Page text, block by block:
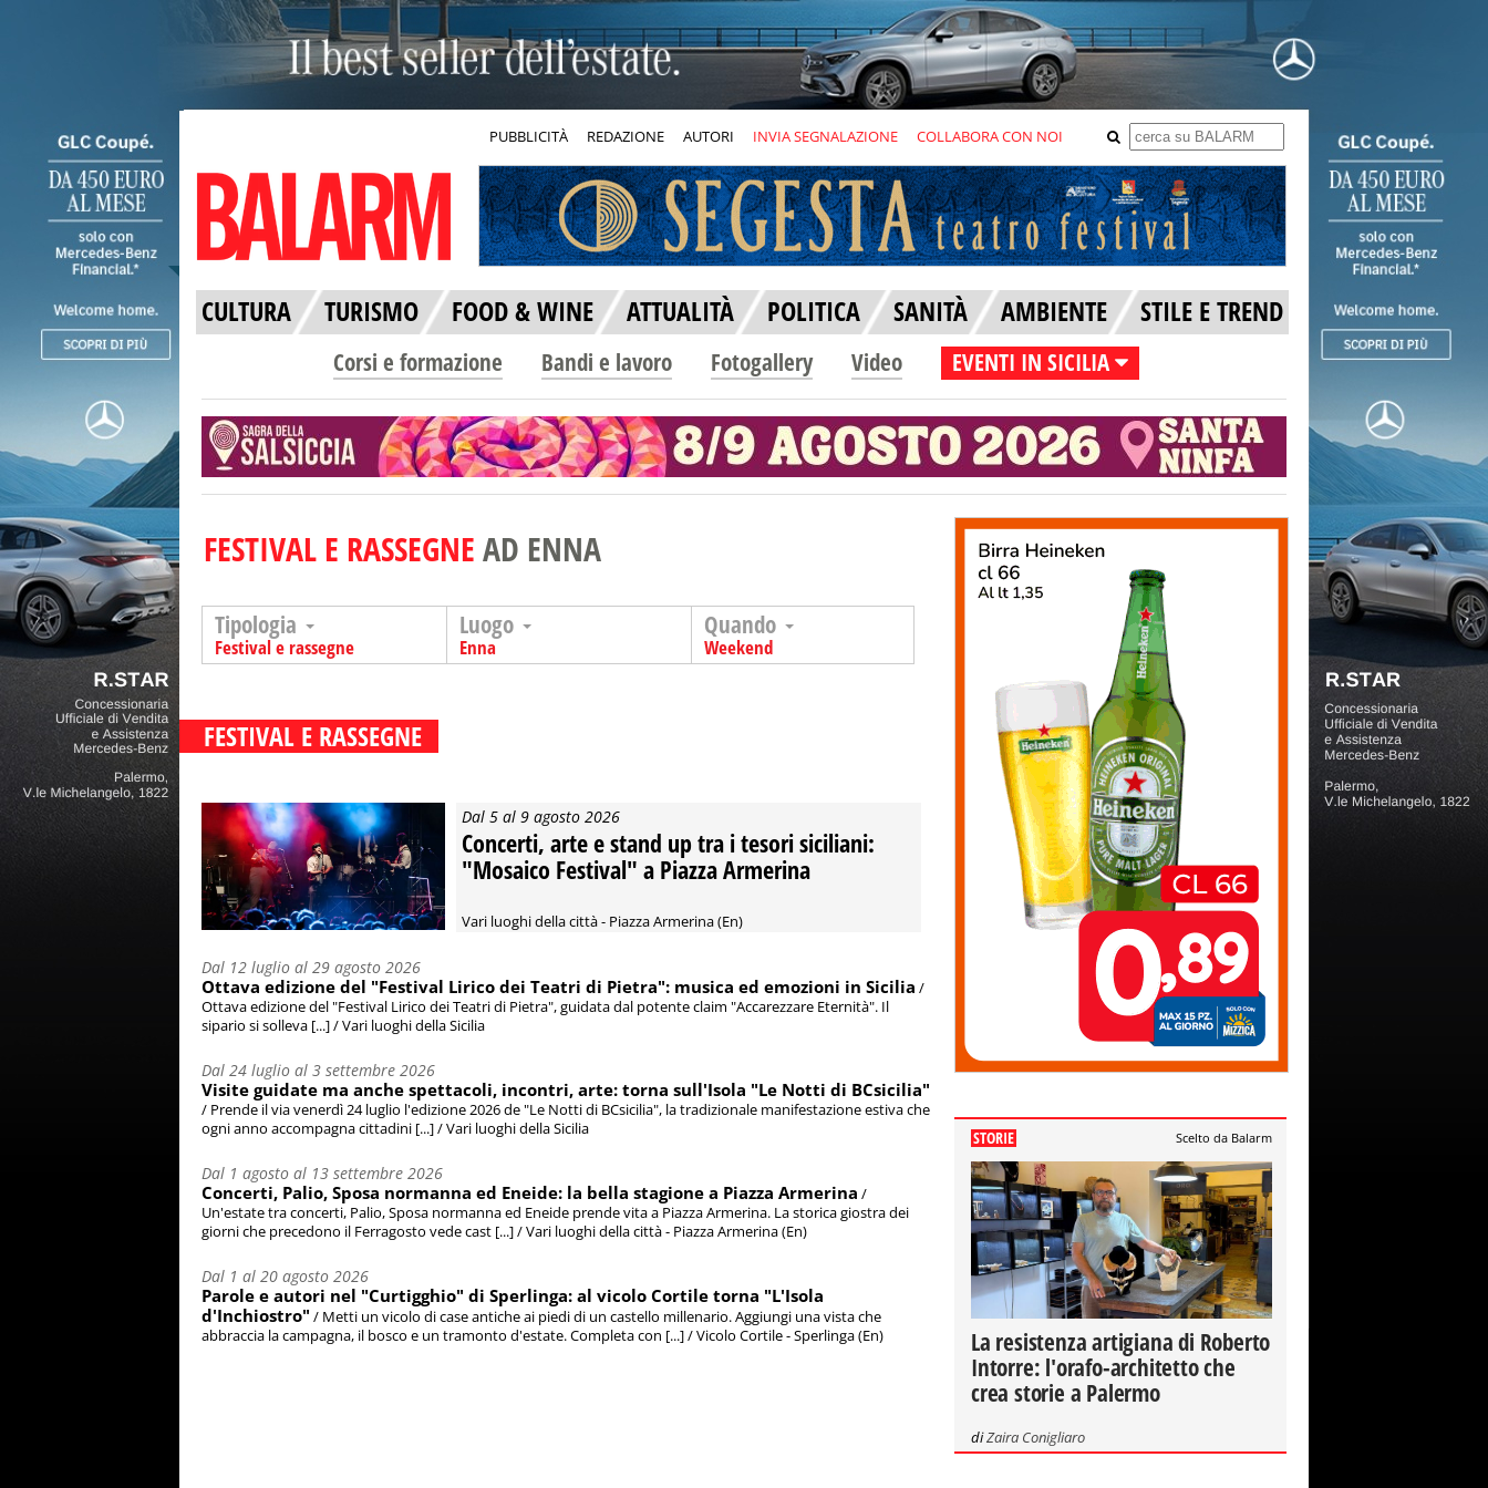
PUBBLICITÀ REDAZIONE AUTORI INVIA SEGNALAZIONE COLLABORA CON NOI
CULTURA TURISMO FOOD & WINE ATTUALITÀ POLITICA SANITÀ AMBIENTE STILE E TREND
Corsi e formazione Bandi e lavoro Fotogallery Video EVENTI IN SICILIA
FESTIVAL E RASSEGNEAD ENNA
Tipologia
Festival e rassegne
Luogo
Enna
Quando
Weekend
FESTIVAL E RASSEGNE
Dal 5 al 9 agosto 2026
Concerti, arte e stand up tra i tesori siciliani:
"Mosaico Festival" a Piazza Armerina
Vari luoghi della città - Piazza Armerina (En)
Dal 12 luglio al 29 agosto 2026
Ottava edizione del "Festival Lirico dei Teatri di Pietra": musica ed emozioni in Sicilia /
Ottava edizione del "Festival Lirico dei Teatri di Pietra", guidata dal potente claim "Accarezzare Eternità". Il
sipario si solleva [...] / Vari luoghi della Sicilia
Dal 24 luglio al 3 settembre 2026
Visite guidate ma anche spettacoli, incontri, arte: torna sull'Isola "Le Notti di BCsicilia"
/ Prende il via venerdì 24 luglio l'edizione 2026 de "Le Notti di BCsicilia", la tradizionale manifestazione estiva che
ogni anno accompagna cittadini [...] / Vari luoghi della Sicilia
Dal 1 agosto al 13 settembre 2026
Concerti, Palio, Sposa normanna ed Eneide: la bella stagione a Piazza Armerina /
Un'estate tra concerti, Palio, Sposa normanna ed Eneide prende vita a Piazza Armerina. La storica giostra dei
giorni che precedono il Ferragosto vede cast [...] / Vari luoghi della città - Piazza Armerina (En)
Dal 1 al 20 agosto 2026
Parole e autori nel "Curtigghio" di Sperlinga: al vicolo Cortile torna "L'Isola
d'Inchiostro" / Metti un vicolo di case antiche ai piedi di un castello millenario. Aggiungi una vista che
abbraccia la campagna, il bosco e un tramonto d'estate. Completa con [...] / Vicolo Cortile - Sperlinga (En)
STORIE Scelto da Balarm
La resistenza artigiana di Roberto
Intorre: l'orafo-architetto che
crea storie a Palermo
diZaira Conigliaro